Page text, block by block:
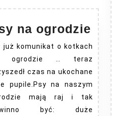
na ogrodzie Psy
na
już komunikat o kotkach
ogrodzie … teraz
czas na ukochane
pupile.Psy na naszym
mają raj i tak
być: duże